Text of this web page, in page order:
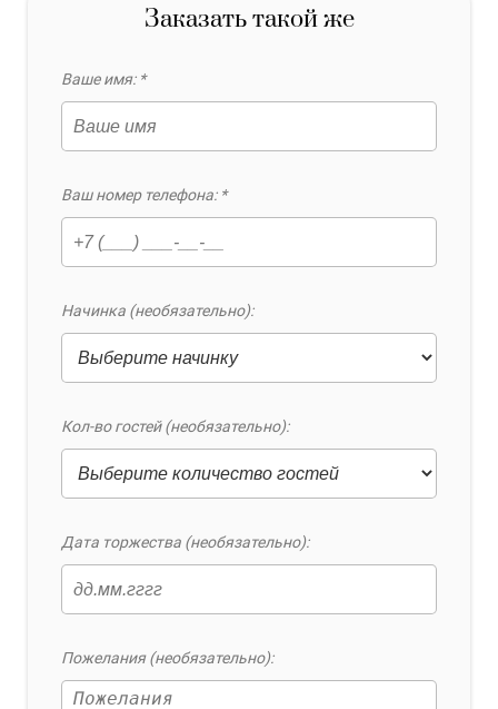
Заказать такой же
Ваше имя: *
Ваш номер телефона: *
Начинка (необязательно):
Кол-во гостей (необязательно):
Дата торжества (необязательно):
Пожелания (необязательно):